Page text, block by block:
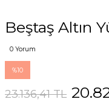
Beştaş Altın
0 Yorum
%10
23.136,41 TL